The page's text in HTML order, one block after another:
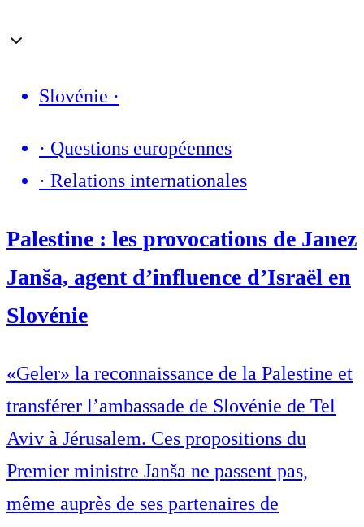
Slovénie ·
· Questions européennes
· Relations internationales
Palestine : les provocations de Janez
Janša, agent d’influence d’Israël en
Slovénie
«Geler» la reconnaissance de la Palestine et
transférer l’ambassade de Slovénie de Tel
Aviv à Jérusalem. Ces propositions du
Premier ministre Janša ne passent pas,
même auprès de ses partenaires de